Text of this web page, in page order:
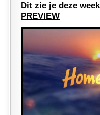
Dit zie je deze
PREVIEW